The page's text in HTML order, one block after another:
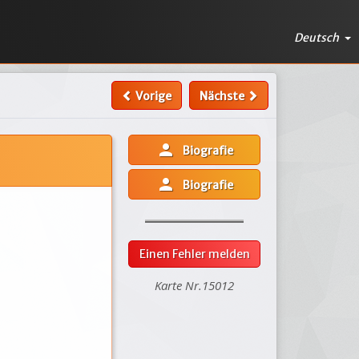
Deutsch
Vorige Nächste
person Biografie
person Biografie
Einen Fehler melden
Karte Nr.15012